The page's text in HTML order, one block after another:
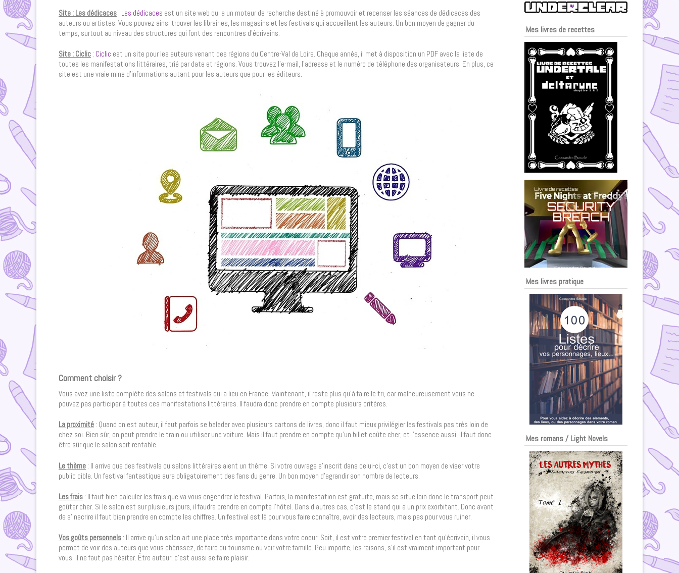
Site : Les dédicaces : Les dédicaces est un site web qui a un moteur de recherche destiné à promouvoir et recenser les séances de dédicaces des
auteurs ou artistes. Vous pouvez ainsi trouver les librairies, les magasins et les festivals qui accueillent les auteurs. Un bon moyen de gagner du
temps, surtout au niveau des structures qui font des rencontres d’écrivains.
Site : Ciclic : Ciclic est un site pour les auteurs venant des régions du Centre-Val de Loire. Chaque année, il met à disposition un PDF avec la liste de
toutes les manifestations littéraires, trié par date et régions. Vous trouvez l’e-mail, l’adresse et le numéro de téléphone des organisateurs. En plus, ce
site est une vraie mine d’informations autant pour les auteurs que pour les éditeurs.
Comment choisir ?
Vous avez une liste complète des salons et festivals qui a lieu en France. Maintenant, il reste plus qu’à faire le tri, car malheureusement vous ne
pouvez pas participer à toutes ces manifestations littéraires. Il faudra donc prendre en compte plusieurs critères.
La proximité : Quand on est auteur, il faut parfois se balader avec plusieurs cartons de livres, donc il faut mieux privilégier les festivals pas très loin de
chez soi. Bien sûr, on peut prendre le train ou utiliser une voiture. Mais il faut prendre en compte qu’un billet coûte cher, et l’essence aussi. Il faut donc
être sûr que le salon soit rentable.
Le thème : Il arrive que des festivals ou salons littéraires aient un thème. Si votre ouvrage s’inscrit dans celui-ci, c’est un bon moyen de viser votre
public cible. Un festival fantastique aura obligatoirement des fans du genre. Un bon moyen d’agrandir son nombre de lecteurs.
Les frais : Il faut bien calculer les frais que va vous engendrer le festival. Parfois, la manifestation est gratuite, mais se situe loin donc le transport peut
goûter cher. Si le salon est sur plusieurs jours, il faudra prendre en compte l’hôtel. Dans d’autres cas, c’est le stand qui a un prix exorbitant. Donc avant
de s’inscrire il faut bien prendre en compte les chiffres. Un festival est là pour vous faire connaître, avoir des lecteurs, mais pas pour vous ruiner.
Vos goûts personnels : Il arrive qu’un salon ait une place très importante dans votre coeur. Soit, il est votre premier festival en tant qu’écrivain, il vous
permet de voir des auteurs que vous chérissez, de faire du tourisme ou voir votre famille. Peu importe, les raisons, s’il est vraiment important pour
vous, il ne faut pas hésiter. Être auteur, c’est aussi se faire plaisir.
Mes livres de recettes
Mes livres pratique
Mes romans / Light Novels